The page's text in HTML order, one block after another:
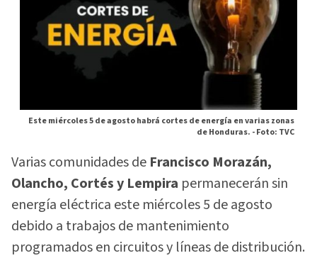
Este miércoles 5 de agosto habrá cortes de energía en varias zonas
de Honduras. -Foto: TVC
Varias comunidades de Francisco Morazán,
Olancho, Cortés y Lempira permanecerán sin
energía eléctrica este miércoles 5 de agosto
debido a trabajos de mantenimiento
programados en circuitos y líneas de distribución.